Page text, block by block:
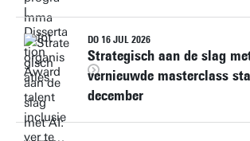
DO 16 JUL 2026
Strategisch aan de slag
vernieuwde masterclass
december